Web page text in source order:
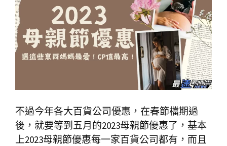
不過今年各大百貨公司優惠，在春節檔期過
後，就要等到五月的2023母親節優惠了，基本
上2023母親節優惠每一家百貨公司都有，而且